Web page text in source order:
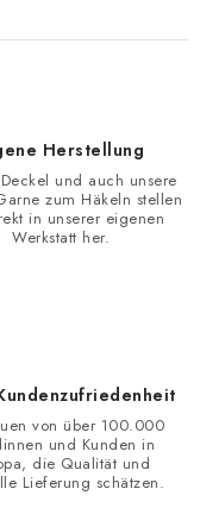
Herstellung
und auch unsere
zum Häkeln stellen
in unserer eigenen
Werkstatt her.
von über 100.000
und Kunden in
die Qualität und
Lieferung schätzen.